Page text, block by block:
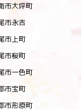
市大坪町
市永吉
市上町
市桜町
市一色町
市宝町
市形原町